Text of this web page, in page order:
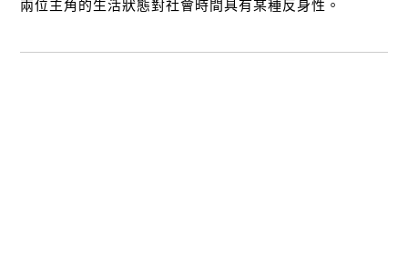
兩位主角的生活狀態對社會時間具有某種反身性。